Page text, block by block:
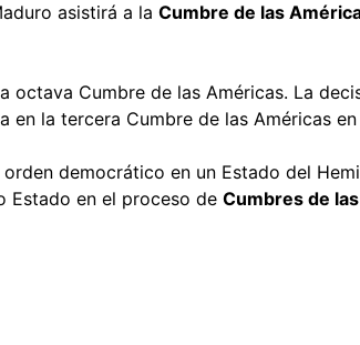
asistirá a la Cumbre de las
octava Cumbre de las Américas. La
en la tercera Cumbre de las Américas en
democrático en un Estado del
Estado en el proceso de Cumbres de